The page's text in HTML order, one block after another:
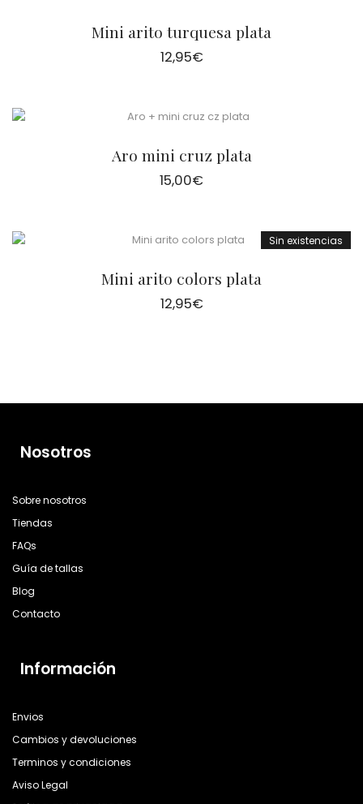
Mini arito turquesa plata
12,95€
Aro mini cruz plata
15,00€
Sin existencias
Mini arito colors plata
12,95€
Nosotros
Sobre nosotros
Tiendas
FAQs
Guía de tallas
Blog
Contacto
Información
Envios
Cambios y devoluciones
Terminos y condiciones
Aviso Legal